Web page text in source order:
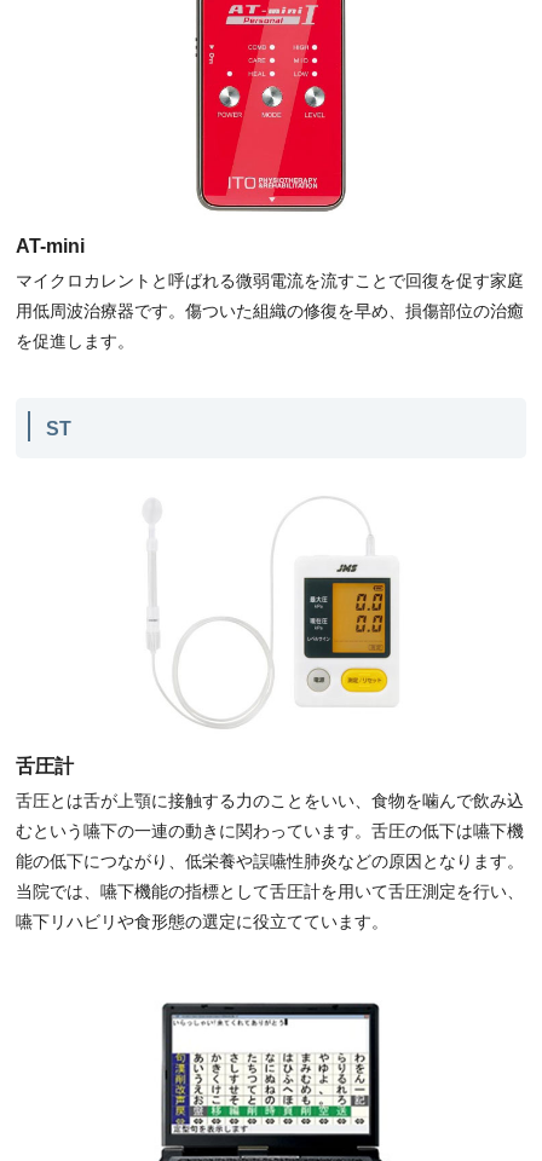
AT-mini
マイクロカレントと呼ばれる微弱電流を流すことで回復を促す家庭
用低周波治療器です。傷ついた組織の修復を早め、損傷部位の治癒
を促進します。
ST
舌圧計
舌圧とは舌が上顎に接触する力のことをいい、食物を噛んで飲み込
むという嚥下の一連の動きに関わっています。舌圧の低下は嚥下機
能の低下につながり、低栄養や誤嚥性肺炎などの原因となります。
当院では、嚥下機能の指標として舌圧計を用いて舌圧測定を行い、
嚥下リハビリや食形態の選定に役立てています。